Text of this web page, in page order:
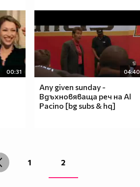
00:31 04:40
Any given sunday -
Вдъхновяваща реч на Al
Pacino [bg subs & hq]
1 2